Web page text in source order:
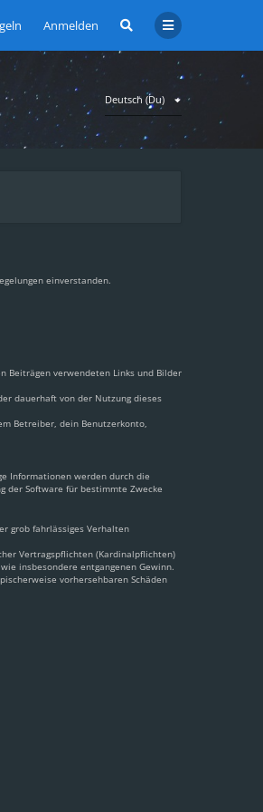
Anmelden
Deutsch (Du)
einverstanden.
Beiträgen verwendeten Links und Bilder
dauerhaft von der Nutzung dieses
Betreiber, dein Benutzerkonto,
Informationen werden durch die
der Software für bestimmte Zwecke
grob fahrlässiges Verhalten
Vertragspflichten (Kardinalpflichten)
insbesondere entgangenen Gewinn.
vorhersehbaren Schäden